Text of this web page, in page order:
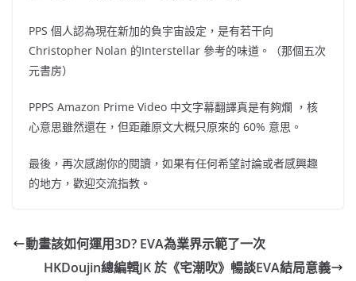
PPS 個人認為現在新加的負宇宙設定，是有若干向
Christopher Nolan 的Interstellar 參考的味道。 （那個五次
元書房）
PPPS Amazon Prime Video 中文字幕翻譯真是有夠爛 ， 核
心意思雖然還在，但距離原文大概只原來的 60% 意思。
最後 ， 再次感謝你的閱讀，如果有任何希望討論或者感興趣
的地方，歡迎交流指教。
動畫該如何運用3D? EVA為業界示範了一次
HKDoujin總編輯JK 於《宅潮吹》暢談EVA結局意義